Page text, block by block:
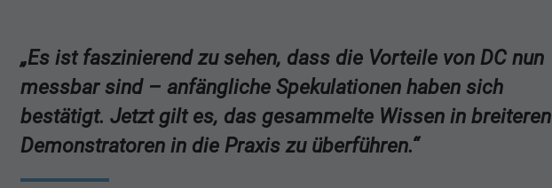
„Es ist faszinierend zu sehen, dass die Vorteile von DC nun
messbar sind – anfängliche Spekulationen haben sich
bestätigt. Jetzt gilt es, das gesammelte Wissen in breiteren
Demonstratoren in die Praxis zu überführen.“